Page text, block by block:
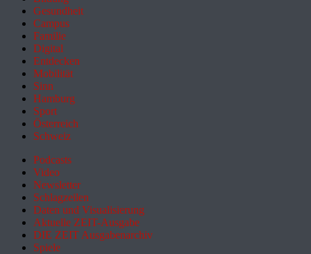
Gesundheit
Campus
Familie
Digital
Entdecken
Mobilität
Sinn
Hamburg
Sport
Österreich
Schweiz
Podcasts
Video
Newsletter
Schlagzeilen
Daten und Visualisierung
Aktuelle ZEIT-Ausgabe
DIE ZEIT Ausgabenarchiv
Spiele